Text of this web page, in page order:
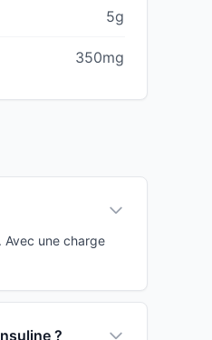
5g
350mg
Avec une charge
?